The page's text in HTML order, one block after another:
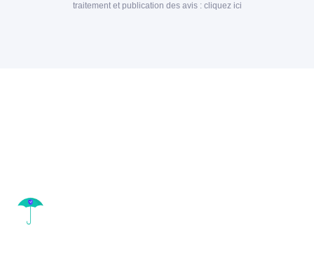
traitement et publication des avis : cliquez ici